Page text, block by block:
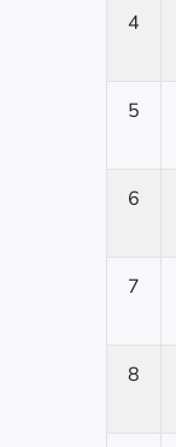
4
5
6
7
8